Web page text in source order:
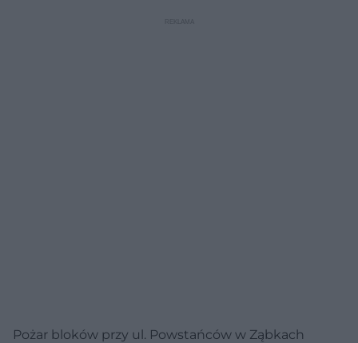
Pożar bloków przy ul. Powstańców w Ząbkach